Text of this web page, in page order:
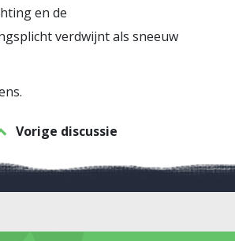
en de
verdwijnt als sneeuw
Vorige discussie